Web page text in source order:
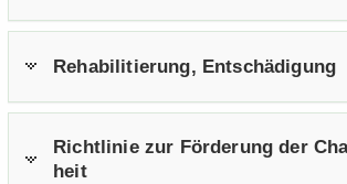
Re­ha­bi­li­tie­rung, Ent­schä­di­gung
Richt­li­nie zur För­de­rung der
heit